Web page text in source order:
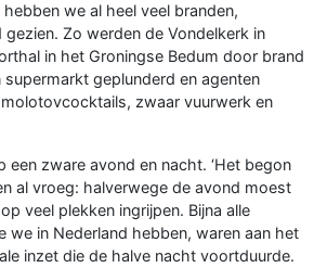
we al heel veel branden,
gezien. Zo werden de Vondelkerk in
in het Groningse Bedum door brand
geplunderd en agenten
zwaar vuurwerk en
een zware avond en nacht. ‘Het begon
al vroeg: halverwege de avond moest
veel plekken ingrijpen. Bijna alle
we in Nederland hebben, waren aan het
inzet die de halve nacht voortduurde.